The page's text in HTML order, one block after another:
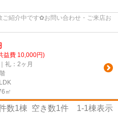
紹介中です✿お問い合わせ・ご来店お
益費 10,000円)
礼：2ヶ月
㎡
数1棟 空き数1件 1-1棟表示